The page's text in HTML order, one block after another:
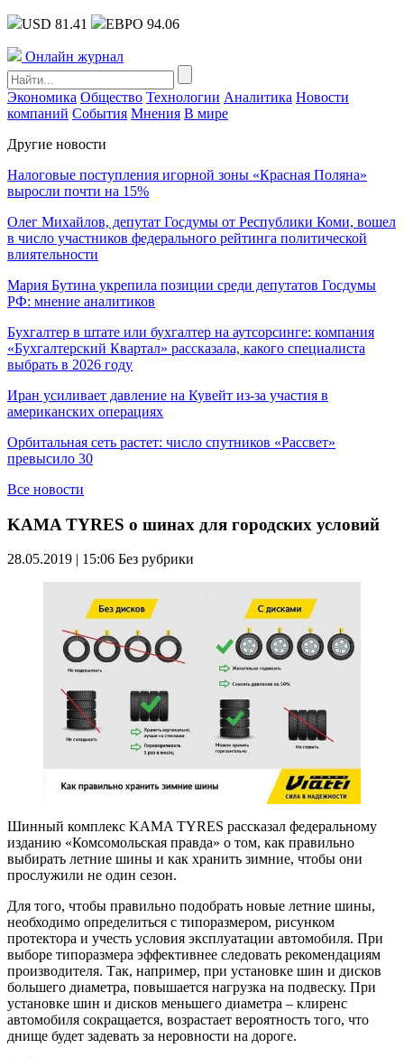
USD 81.41 ЕВРО 94.06
Онлайн журнал
Экономика Общество Технологии Аналитика Новости
компаний События Мнения В мире
Другие новости
Налоговые поступления игорной зоны «Красная Поляна»
выросли почти на 15%
Олег Михайлов, депутат Госдумы от Республики Коми, вошел
в число участников федерального рейтинга политической
влиятельности
Мария Бутина укрепила позиции среди депутатов Госдумы
РФ: мнение аналитиков
Бухгалтер в штате или бухгалтер на аутсорсинге: компания
«Бухгалтерский Квартал» рассказала, какого специалиста
выбрать в 2026 году
Иран усиливает давление на Кувейт из-за участия в
американских операциях
Орбитальная сеть растет: число спутников «Рассвет»
превысило 30
Все новости
KAMA TYRES о шинах для городских условий
28.05.2019 | 15:06 Без рубрики
Шинный комплекс KAMA TYRES рассказал федеральному
изданию «Комсомольская правда» о том, как правильно
выбирать летние шины и как хранить зимние, чтобы они
прослужили не один сезон.
Для того, чтобы правильно подобрать новые летние шины,
необходимо определиться с типоразмером, рисунком
протектора и учесть условия эксплуатации автомобиля. При
выборе типоразмера эффективнее следовать рекомендациям
производителя. Так, например, при установке шин и дисков
большего диаметра, повышается нагрузка на подвеску. При
установке шин и дисков меньшего диаметра – клиренс
автомобиля сокращается, возрастает вероятность того, что
днище будет задевать за неровности на дороге.